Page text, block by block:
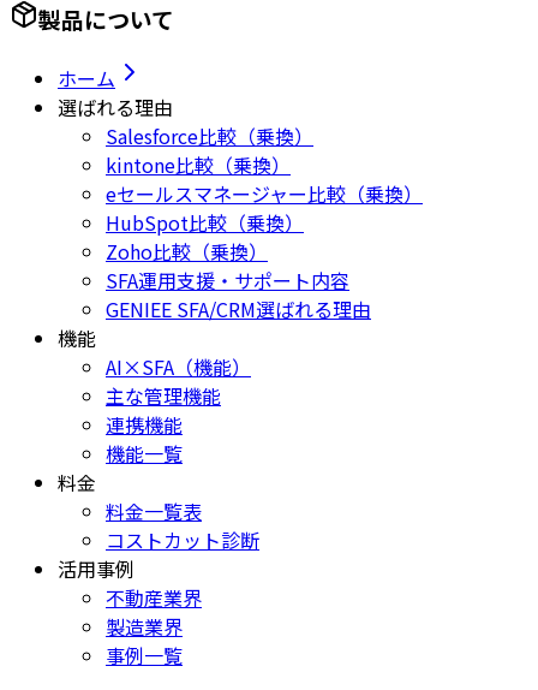
製品について
ホーム
選ばれる理由
Salesforce比較（乗換）
kintone比較（乗換）
eセールスマネージャー比較（乗換）
HubSpot比較（乗換）
Zoho比較（乗換）
SFA運用支援・サポート内容
GENIEE SFA/CRM選ばれる理由
機能
AI×SFA（機能）
主な管理機能
連携機能
機能一覧
料金
料金一覧表
コストカット診断
活用事例
不動産業界
製造業界
事例一覧